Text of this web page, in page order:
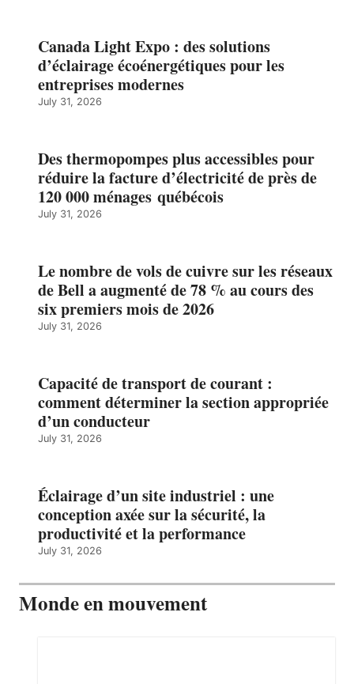
Canada Light Expo : des solutions
d’éclairage écoénergétiques pour les
entreprises modernes
July 31, 2026
Des thermopompes plus accessibles pour
réduire la facture d’électricité de près de
120 000 ménages québécois
July 31, 2026
Le nombre de vols de cuivre sur les réseaux
de Bell a augmenté de 78 % au cours des
six premiers mois de 2026
July 31, 2026
Capacité de transport de courant :
comment déterminer la section appropriée
d’un conducteur
July 31, 2026
Éclairage d’un site industriel : une
conception axée sur la sécurité, la
productivité et la performance
July 31, 2026
Monde en mouvement